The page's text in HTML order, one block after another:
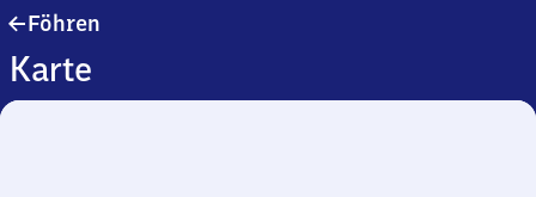
Föhren
Karte